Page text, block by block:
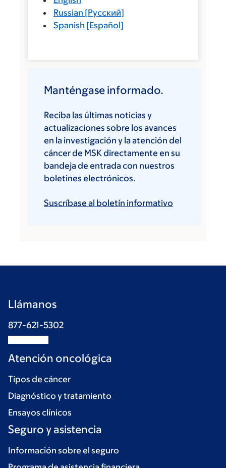
Russian [Русский]
Spanish [Español]
Manténgase informado.
Reciba las últimas noticias y
actualizaciones sobre los avances
en la investigación y la atención del
cáncer de MSK directamente en su
bandeja de entrada con nuestros
boletines electrónicos.
Suscríbase al boletín informativo
Llámanos
877-621-5302
Atención oncológica
Tipos de cáncer
Diagnóstico y tratamiento
Ensayos clínicos
Seguro y asistencia
Información sobre el seguro